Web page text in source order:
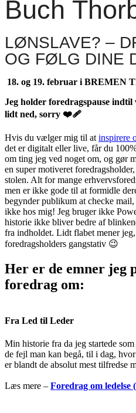
Buch
LØNSLAVE? –
OG FØLG DINE
18. og 19. februar i BREMEN
Jeg holder foredragspause
lidt ned, sorry ❤️‍🩹
Hvis du vælger mig til at inspirere
det er digitalt eller live, får du
om ting jeg ved noget om, og gør
en super motiveret
stolen. Alt for mange
men er ikke gode til at formidle
begynder publikum at checke
ikke hos mig! Jeg bruger ikke
historie ikke bliver bedre af
fra indholdet. Lidt flabet mener
foredragsholders gangstativ 😉
Her er de emner jeg
foredrag om:
Fra Led til Leder
Min historie fra da jeg startede
de fejl man kan begå, til i dag,
er blandt de absolut mest tilfredse
Læs mere – Foredrag om